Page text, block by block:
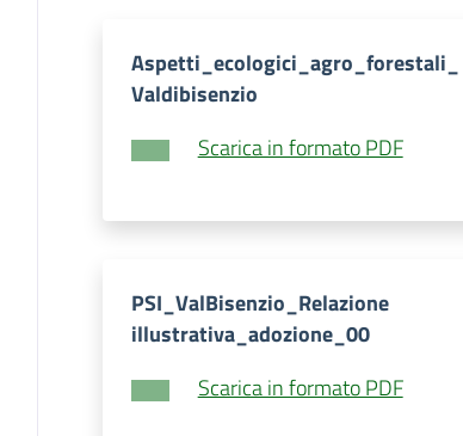
Aspetti_ecologici_agro_forestali_
Valdibisenzio
Scarica in formato PDF
PSI_ValBisenzio_Relazione
illustrativa_adozione_00
Scarica in formato PDF